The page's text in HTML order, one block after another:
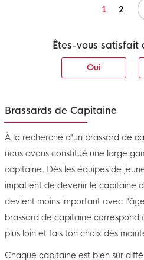
1 2
Êtes-vous satisfait
Oui
Brassards de Capitaine
À la recherche d'un brassard de
nous avons constitué une large
capitaine. Dès les équipes de
impatient de devenir le capitaine
devient moins important avec
brassard de capitaine correspond
plus loin et fais ton choix dès
Chaque capitaine est bien sûr